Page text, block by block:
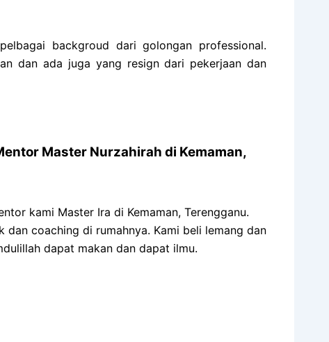
backgroud dari golongan professional.
dan ada juga yang resign dari pekerjaan dan
Master Nurzahirah di Kemaman,
kami Master Ira di Kemaman, Terengganu.
dan coaching di rumahnya. Kami beli lemang dan
dapat makan dan dapat ilmu.